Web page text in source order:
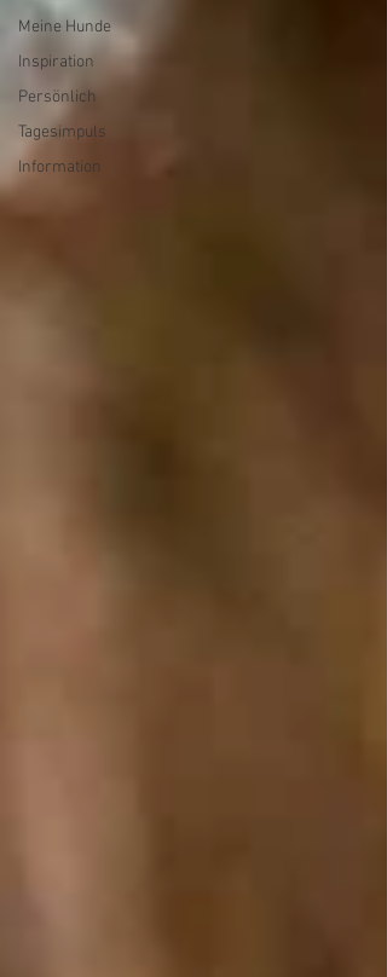
Meine Hunde
Inspiration
Persönlich
Tagesimpuls
Information